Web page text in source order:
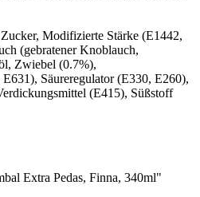
Modifizierte Stärke (E1442,
(gebratener Knoblauch,
Zwiebel (0.7%),
Säureregulator (E330, E260),
(E415), Süßstoff
Extra Pedas, Finna, 340ml"